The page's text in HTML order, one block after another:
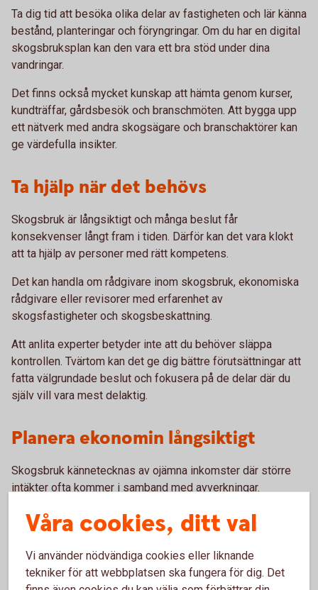
Ta dig tid att besöka olika delar av fastigheten och lär känna
bestånd, planteringar och föryngringar. Om du har en digital
skogsbruksplan kan den vara ett bra stöd under dina
vandringar.
Det finns också mycket kunskap att hämta genom kurser,
kundträffar, gårdsbesök och branschmöten. Att bygga upp
ett nätverk med andra skogsägare och branschaktörer kan
ge värdefulla insikter.
Ta hjälp när det behövs
Skogsbruk är långsiktigt och många beslut får
konsekvenser långt fram i tiden. Därför kan det vara klokt
att ta hjälp av personer med rätt kompetens.
Det kan handla om rådgivare inom skogsbruk, ekonomiska
rådgivare eller revisorer med erfarenhet av
skogsfastigheter och skogsbeskattning.
Att anlita experter betyder inte att du behöver släppa
kontrollen. Tvärtom kan det ge dig bättre förutsättningar att
fatta välgrundade beslut och fokusera på de delar där du
själv vill vara mest delaktig.
Planera ekonomin långsiktigt
Skogsbruk kännetecknas av ojämna inkomster där större
intäkter ofta kommer i samband med avverkningar.
Därför är det viktigt att planera ekonomin över tid och
fundera på hur inkomsterna ska hanteras. Verktyg som
skogskonto kan vara ett sätt att jämna ut beskattningen
mellan olika år.
Våra cookies, ditt val
Vi använder nödvändiga cookies eller liknande
tekniker för att webbplatsen ska fungera för dig. Det